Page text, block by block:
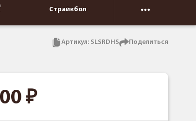
Страйкбол
Артикул: SLSRDHS Поделиться